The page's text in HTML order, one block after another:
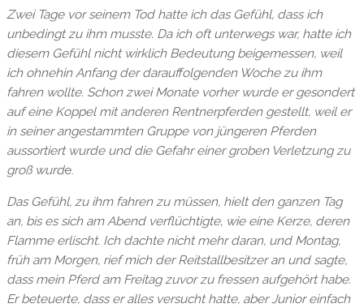
Zwei Tage vor seinem Tod hatte ich das Gefühl, dass ich
unbedingt zu ihm musste. Da ich oft unterwegs war, hatte ich
diesem Gefühl nicht wirklich Bedeutung beigemessen, weil
ich ohnehin Anfang der darauffolgenden Woche zu ihm
fahren wollte. Schon zwei Monate vorher wurde er gesondert
auf eine Koppel mit anderen Rentnerpferden gestellt, weil er
in seiner angestammten Gruppe von jüngeren Pferden
aussortiert wurde und die Gefahr einer groben Verletzung zu
groß wurde.
Das Gefühl, zu ihm fahren zu müssen, hielt den ganzen Tag
an, bis es sich am Abend verflüchtigte, wie eine Kerze, deren
Flamme erlischt. Ich dachte nicht mehr daran, und Montag,
früh am Morgen, rief mich der Reitstallbesitzer an und sagte,
dass mein Pferd am Freitag zuvor zu fressen aufgehört habe.
Er beteuerte, dass er alles versucht hatte, aber Junior einfach